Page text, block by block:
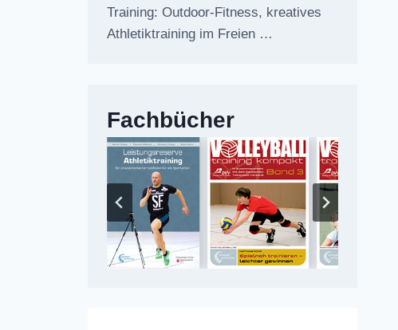
Training: Outdoor-Fitness, kreatives
Athletiktraining im Freien …
Fachbücher